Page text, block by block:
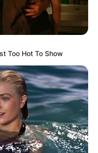
Too Hot To Show